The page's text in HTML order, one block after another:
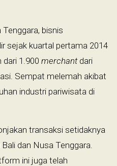
bisnis
sejak kuartal pertama 2014
1.900 merchantdari
Sempat melemah akibat
industri pariwisata di
transaksi setidaknya
dan Nusa Tenggara.
ini juga telah